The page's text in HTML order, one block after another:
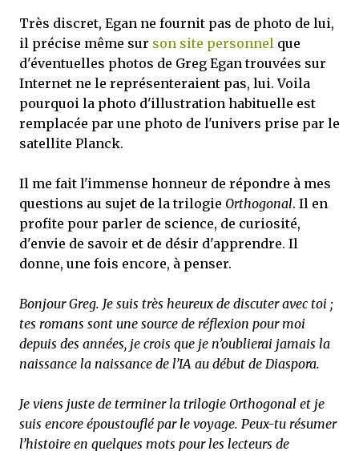
Très discret, Egan ne fournit pas de photo de lui,
il précise même sur son site personnel que
d'éventuelles photos de Greg Egan trouvées sur
Internet ne le représenteraient pas, lui. Voila
pourquoi la photo d'illustration habituelle est
remplacée par une photo de l'univers prise par le
satellite Planck.
Il me fait l'immense honneur de répondre à mes
questions au sujet de la trilogie Orthogonal. Il en
profite pour parler de science, de curiosité,
d'envie de savoir et de désir d'apprendre. Il
donne, une fois encore, à penser.
Bonjour Greg. Je suis très heureux de discuter avec toi ;
tes romans sont une source de réflexion pour moi
depuis des années, je crois que je n’oublierai jamais la
naissance la naissance de l’IA au début de Diaspora.
Je viens juste de terminer la trilogie Orthogonal et je
suis encore époustouflé par le voyage. Peux-tu résumer
l’histoire en quelques mots pour les lecteurs de